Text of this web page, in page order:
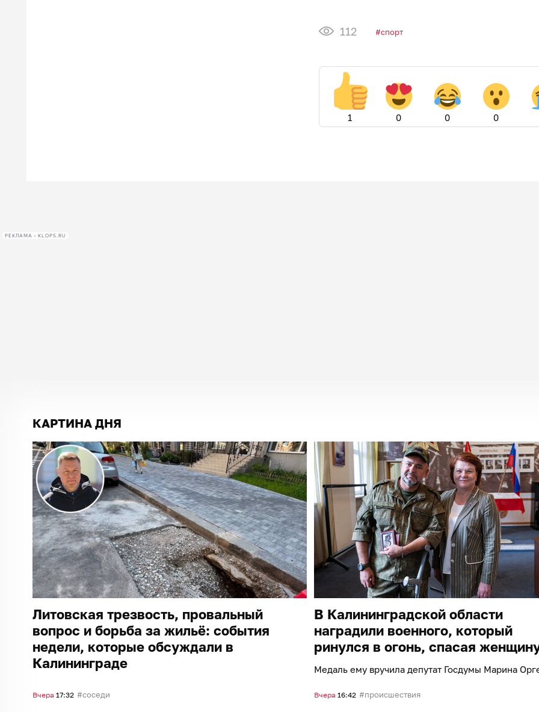
112 спорт
1 0 0 0
РЕКЛАМА • KLOPS.RU
КАРТИНА ДНЯ
Литовская трезвость, провальный
вопрос и борьба за жильё: события
недели, которые обсуждали в
Калининграде
Вчера 17:32 соседи
В Калининградской области
наградили военного, который
ринулся в огонь, спасая
Медаль ему вручила депутат Госдумы Марина
Вчера 16:42 происшествия